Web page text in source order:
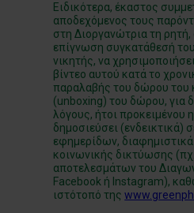
Ειδικότερα, έκαστος
αποδεχόμενος τους
στη Διοργανώτρια τη
επίγνωση συγκατάθεσή
νικητής, να
βίντεο αυτού κατά το
παραλαβής του δώρου του
(unboxing) του δώρου, για
λόγους, ήτοι προκειμένου
δημοσιεύσει (ενδεικτικά)
εφημερίδων,
κοινωνικής δικτύωσης
αποτελεσμάτων του
Facebook ή Instagram),
ιστότοπό της